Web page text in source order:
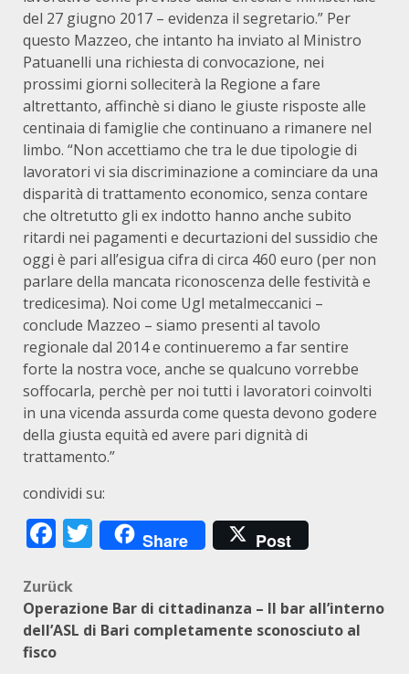
del 27 giugno 2017 – evidenza il segretario.” Per
questo Mazzeo, che intanto ha inviato al Ministro
Patuanelli una richiesta di convocazione, nei
prossimi giorni solleciterà la Regione a fare
altrettanto, affinchè si diano le giuste risposte alle
centinaia di famiglie che continuano a rimanere nel
limbo. “Non accettiamo che tra le due tipologie di
lavoratori vi sia discriminazione a cominciare da una
disparità di trattamento economico, senza contare
che oltretutto gli ex indotto hanno anche subito
ritardi nei pagamenti e decurtazioni del sussidio che
oggi è pari all’esigua cifra di circa 460 euro (per non
parlare della mancata riconoscenza delle festività e
tredicesima). Noi come Ugl metalmeccanici –
conclude Mazzeo – siamo presenti al tavolo
regionale dal 2014 e continueremo a far sentire
forte la nostra voce, anche se qualcuno vorrebbe
soffocarla, perchè per noi tutti i lavoratori coinvolti
in una vicenda assurda come questa devono godere
della giusta equità ed avere pari dignità di
trattamento.”
condividi su:
Facebook
Twitter
Share Post
Beitragsnavigation
Zurück
Operazione Bar di cittadinanza – Il bar all’interno
dell’ASL di Bari completamente sconosciuto al
fisco